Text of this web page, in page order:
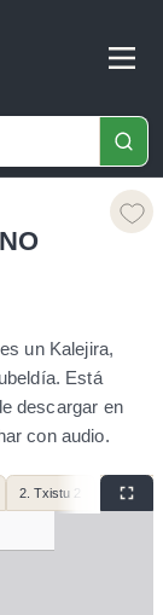
un Kalejira,
Está
descargar en
con audio.
2. Txistu 2 3. Silbote